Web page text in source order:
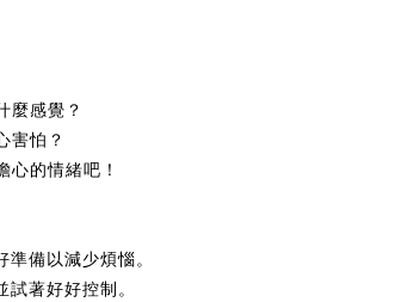
麼感覺？
害怕？
心的情緒吧！
備以減少煩惱。
著好好控制。